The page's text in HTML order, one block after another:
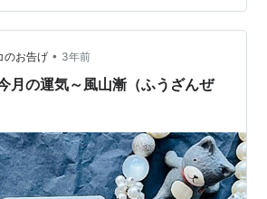
風鼎の意味 卦辞 『鼎は、元いに亨
は鼎。君子以て位を正し命を凝
火」と「風」象の組み合わせでできて
のお告げ • 3年前
の運気～風山漸（ふうざんぜ